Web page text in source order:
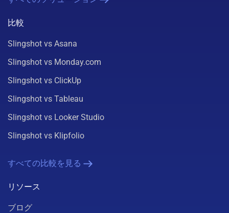
比較
Slingshot vs Asana
Slingshot vs Monday.com
Slingshot vs ClickUp
Slingshot vs Tableau
Slingshot vs Looker Studio
Slingshot vs Klipfolio
すべての比較を見る
リソース
ブログ